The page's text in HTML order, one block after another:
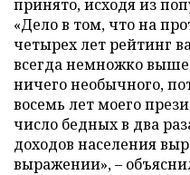
принято, исходя из
«Дело в том, что на
четырех лет рейтинг
всегда немножко
ничего необычного,
восемь лет моего
число бедных в два
доходов населения
выражении», –